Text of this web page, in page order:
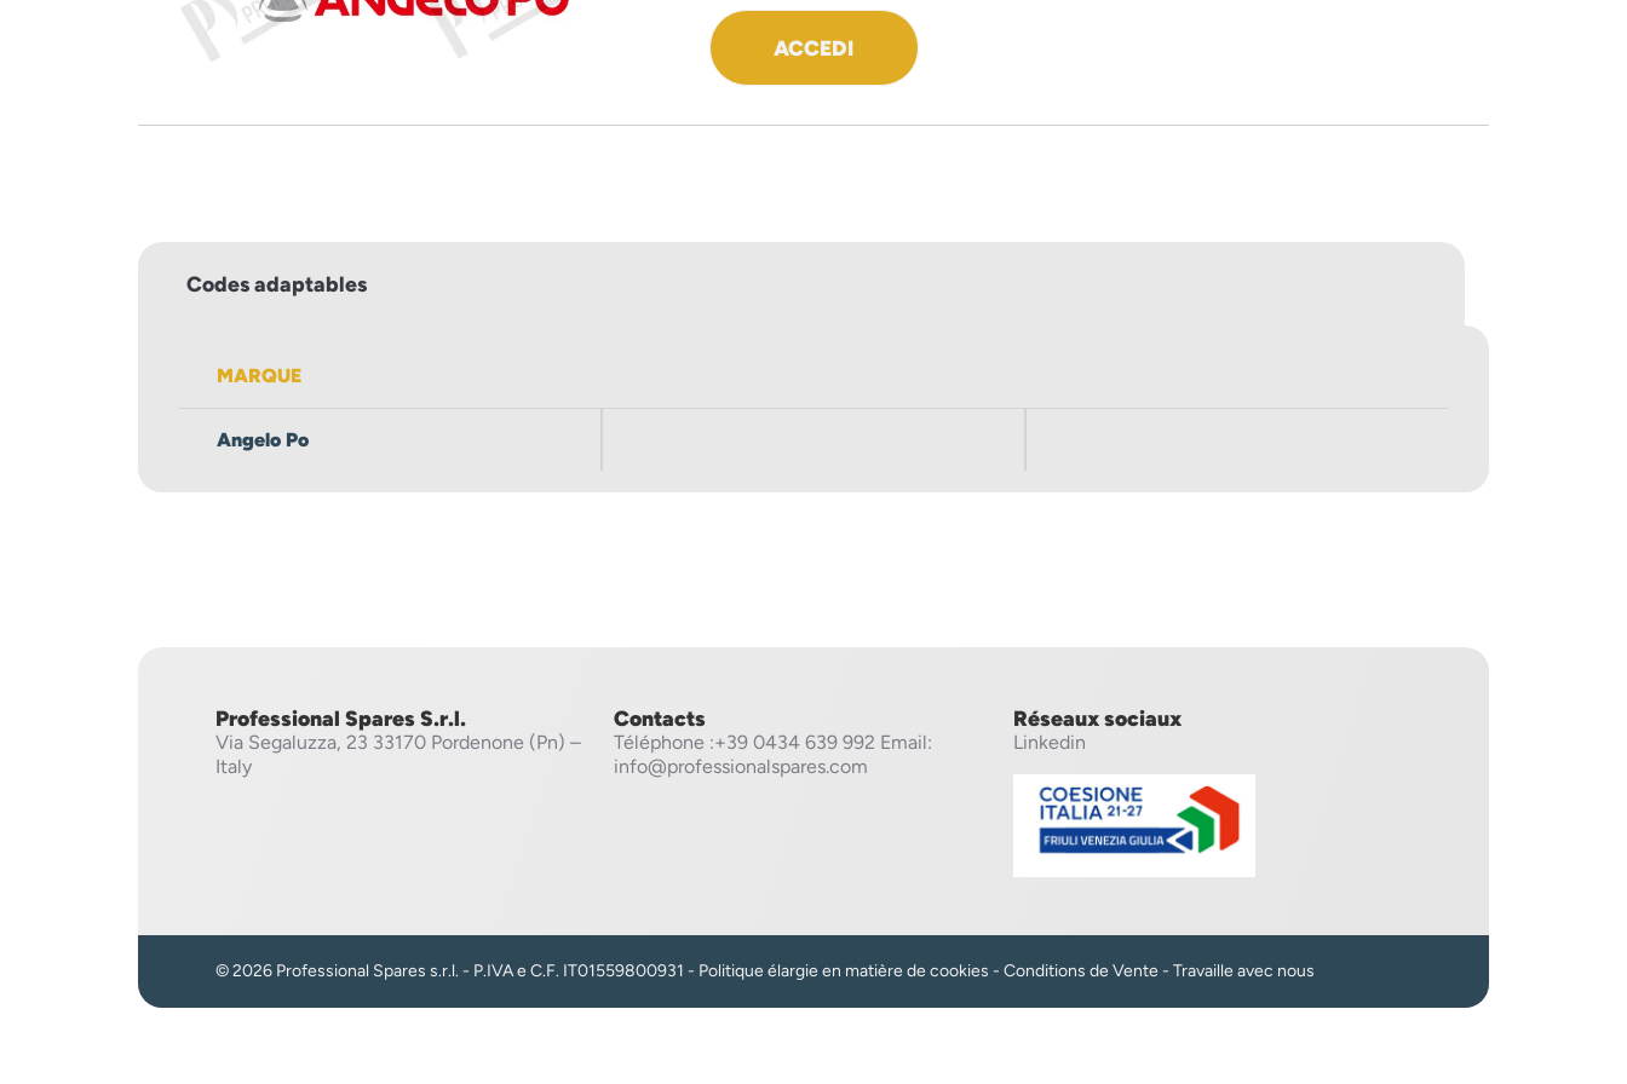
ACCEDI
Codes adaptables
MARQUE
Angelo Po
Professional Spares S.r.l.
Via Segaluzza, 23 33170 Pordenone (Pn) –
Italy
Contacts
Téléphone :+39 0434 639 992 Email:
info@professionalspares.com
Réseaux sociaux
Linkedin
© 2026 Professional Spares s.r.l. - P.IVA e C.F. IT01559800931 - Politique élargie en matière de cookies - Conditions de Vente - Travaille avec nous